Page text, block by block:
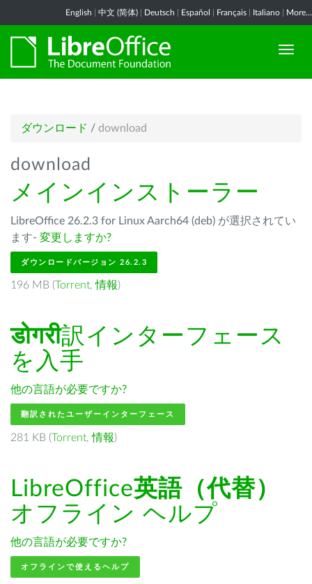
English 中文 (简体) Deutsch Español Français Italiano More...
ダウンロード / download
download
メインインストーラー
LibreOffice 26.2.3 for Linux Aarch64 (deb) が選択されてい
ます- 変更しますか?
ダウンロードバージョン 26.2.3
196 MB (Torrent,情報)
डोगरी訳インターフェース
を入手
他の言語が必要ですか?
翻訳されたユーザーインターフェース
281 KB (Torrent,情報)
LibreOffice英語（代替）
オフライン ヘルプ
他の言語が必要ですか?
オフラインで使えるヘルプ